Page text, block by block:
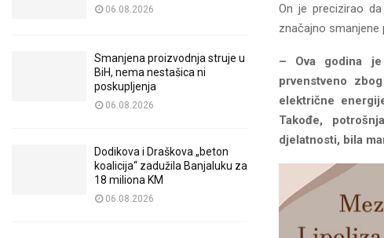
On je precizirao
značajno smanjene
– Ova godina
prvenstveno
električne
Takođe,
djelatnosti, bila
06.08.2026
Smanjena proizvodnja struje u
BiH, nema nestašica ni
poskupljenja
06.08.2026
Dodikova i Draškova „beton
koalicija“ zadužila Banjaluku za
18 miliona KM
06.08.2026